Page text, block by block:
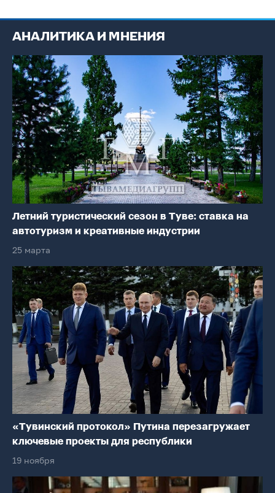
АНАЛИТИКА И МНЕНИЯ
Летний туристический сезон в Туве: ставка на
автотуризм и креативные индустрии
25 марта
«Тувинский протокол» Путина перезагружает
ключевые проекты для республики
19 ноября